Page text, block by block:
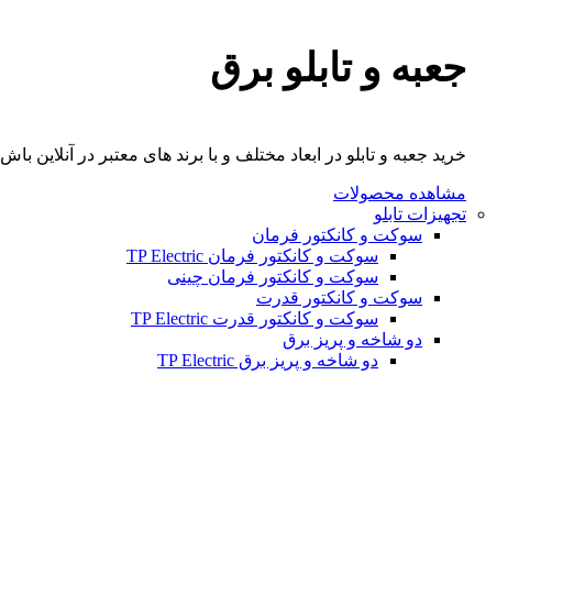
جعبه و تابلو برق
خرید جعبه و تابلو در ابعاد مختلف و با برند های معتبر در آنلاین باش
مشاهده محصولات
تجهیزات تابلو
سوکت و کانکتور فرمان
سوکت و کانکتور فرمان TP Electric
سوکت و کانکتور فرمان چینی
سوکت و کانکتور قدرت
سوکت و کانکتور قدرت TP Electric
دو شاخه و پریز برق
دو شاخه و پریز برق TP Electric